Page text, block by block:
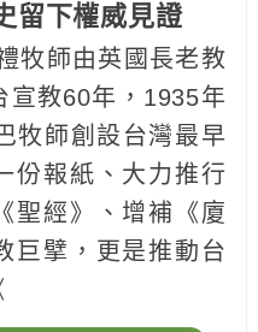
留下權威見證
牧師由英國長老教
宣教60年，1935年
牧師創設台灣最早
份報紙、大力推行
聖經》、增補《廈
巨擘，更是推動台